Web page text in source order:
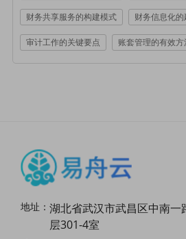
财务共享服务的构建模式 财务信息化
审计工作的关键要点 账套管理的有效方
地址：湖北省武汉市武昌区中南
层301-4室